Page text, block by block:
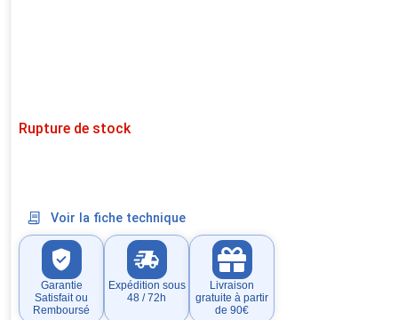
Rupture de stock
Voir la fiche technique
Garantie
Satisfait ou
Remboursé
Expédition sous
48 / 72h
Livraison
gratuite à partir
de 90€